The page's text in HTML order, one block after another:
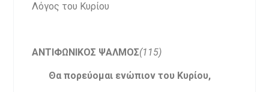
Λόγος του Κυρίου
ΑΝΤΙΦΩΝΙΚΟΣ ΨΑΛΜΟΣ(115)
Θα πορεύομαι ενώπιον του Κυρίου,